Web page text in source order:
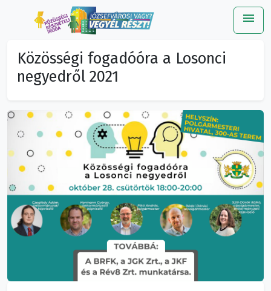
menu
Közösségi fogadóóra a Losonci
negyedről 2021